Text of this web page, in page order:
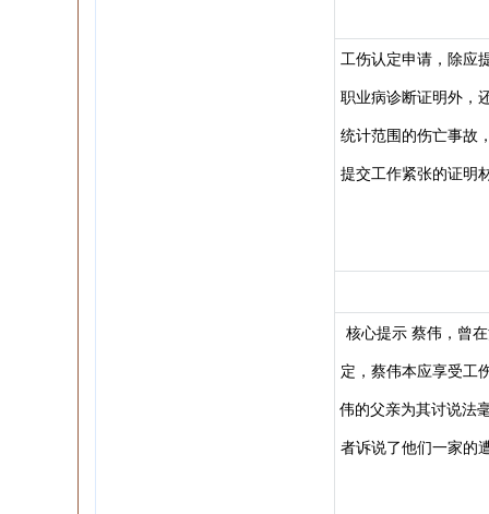
工伤认定申请，除应
职业病诊断证明外，
统计范围的伤亡事故
提交工作紧张的证明
核心提示 蔡伟，曾
定，蔡伟本应享受工
伟的父亲为其讨说法
者诉说了他们一家的